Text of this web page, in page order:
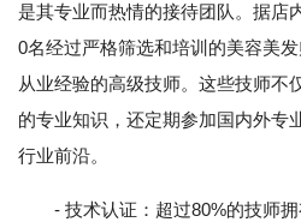
是其专业而热情的接待团队。据店
0名经过严格筛选和培训的美容美
从业经验的高级技师。这些技师不
的专业知识，还定期参加国内外专
行业前沿。
- 技术认证：超过80%的技师